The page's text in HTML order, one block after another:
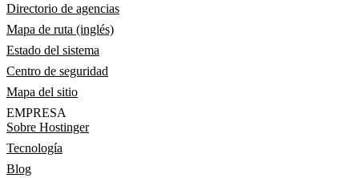
Directorio de agencias
Mapa de ruta (inglés)
Estado del sistema
Centro de seguridad
Mapa del sitio
EMPRESA
Sobre Hostinger
Tecnología
Blog